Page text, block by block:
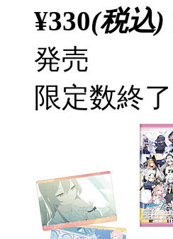
¥330(税込)
発売
限定数終了